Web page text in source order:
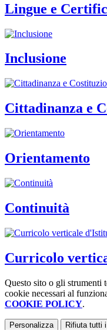
Lingue e
Inclusione
Cittadinanza e
Orientamento
Continuità
Curricolo
Questo sito o gli strumenti
cookie necessari al
COOKIE POLICY.
Personalizza Rifiuta tutti